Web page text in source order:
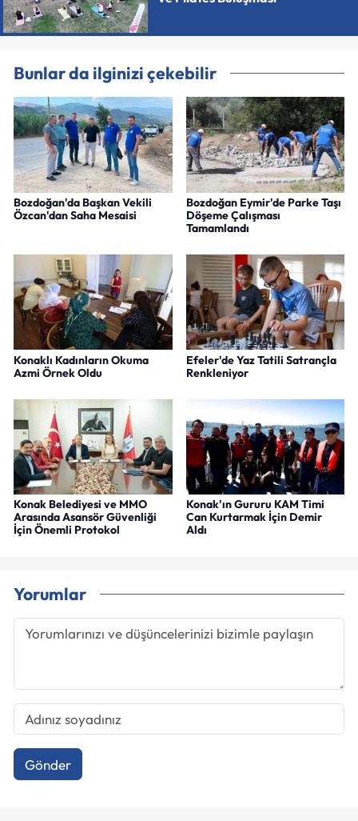
Bunlar da ilginizi çekebilir
Bozdoğan'da Başkan Vekili
Özcan'dan Saha Mesaisi
Bozdoğan Eymir'de Parke Taşı
Döşeme Çalışması
Tamamlandı
Konaklı Kadınların Okuma
Azmi Örnek Oldu
Efeler'de Yaz Tatili Satrançla
Renkleniyor
Konak Belediyesi ve MMO
Arasında Asansör Güvenliği
İçin Önemli Protokol
Konak'ın Gururu KAM Timi
Can Kurtarmak İçin Demir
Aldı
Yorumlar
Gönder